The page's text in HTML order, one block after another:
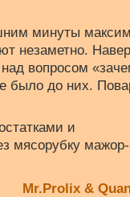
минуты
незаметно.
вопросом
было до них.
и
мясорубку мажор-
Mr.Prolix &